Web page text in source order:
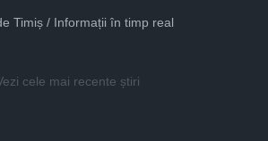
Timiș / Informații în timp real
cele mai recente știri